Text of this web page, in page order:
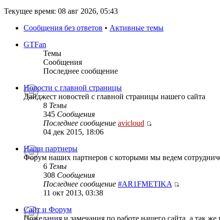
Текущее время: 08 авг 2026, 05:43
Сообщения без ответов • Активные темы
GTFan
Темы
Сообщения
Последнее сообщение
Новости с главной страницы
Дайджест новостей с главной страницы нашего сайта
8 Темы
345 Сообщения
Последнее сообщение avicloud
04 дек 2015, 18:06
Наши партнеры
Форум наших партнеров с которыми мы ведем
6 Темы
308 Сообщения
Последнее сообщение #AR1FMETIKA
11 окт 2013, 03:38
Сайт и Форум
Пожелания и замечания по работе нашего сайта, а так